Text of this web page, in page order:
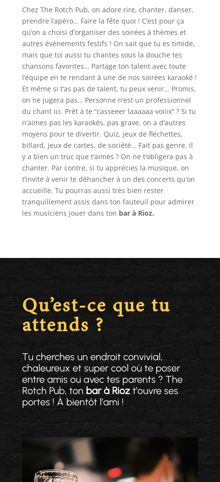
Chez The Rotch Pub, on adore rire, chanter, danser,
prendre l’apéro… Faire la fête quoi ! C’est pour ça
qu’on a choisi d’organiser des soirées à thèmes et
autres évènements festifs ! On sait que tu es timide,
mais que toi aussi tu chantes sous la douche tes
chansons favorites… Partage ton talent avec toute
l’équipe en te rendant à une de nos soirées karaoké !
Et même si t’as pas de talent, tu peux venir… Promis,
on ne jugera pas… Personne n’est un professionnel
du chant ici. Prêt à te “casseeer laaaaaa voiiix” ? Si tu
n’aimes pas les karaokés, pas grave, on a d’autres
moyens pour te divertir. Quiz, jeux de fléchettes,
billard, jeux de cartes, de société… Fait pas genre, il
y a bien un truc que t’aimes ? On ne t’obligera pas à
chanter. Par contre, si tu apprécies la musique, on
t’invite à venir te déhancher à un des concerts qu’on
accueille. Tu pourras aussi très bien rester
tranquillement assis dans ton fauteuil pour admirer
les musiciens jouer dans ton bar à Rioz.
Qu’est-ce que tu
attends ?
Tu cherches un endroit convivial,
chaleureux et super cool où te poser
entre amis ou avec tes parents ? The
Rotch Pub, ton bar à Riozt’ouvre ses
portes ! À bientôt l’ami !